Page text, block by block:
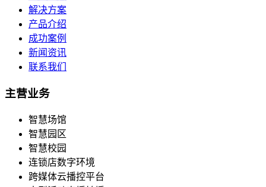
解决方案
产品介绍
成功案例
新闻资讯
联系我们
主营业务
智慧场馆
智慧园区
智慧校园
连锁店数字环境
跨媒体云播控平台